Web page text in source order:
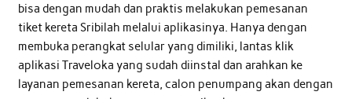
bisa dengan mudah dan praktis melakukan pemesanan
tiket kereta Sribilah melalui aplikasinya. Hanya dengan
membuka perangkat selular yang dimiliki, lantas klik
aplikasi Traveloka yang sudah diinstal dan arahkan ke
layanan pemesanan kereta, calon penumpang akan dengan